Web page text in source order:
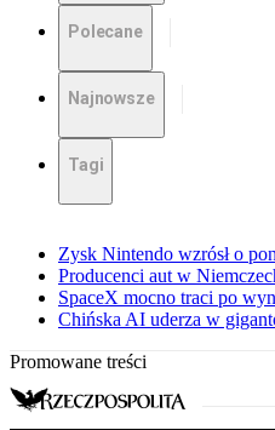
Polecane
Najnowsze
Tagi
Zysk Nintendo wzrósł o
Producenci aut w
SpaceX mocno traci po
Chińska AI uderza w
Promowane treści